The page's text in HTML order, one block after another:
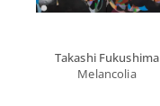
Takashi Fukushima
Melancolia